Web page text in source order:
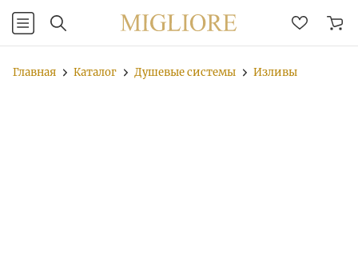
Главная Каталог Душевые системы Изливы